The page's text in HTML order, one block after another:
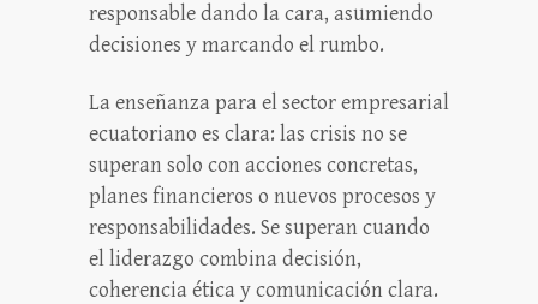
responsable dando la cara, asumiendo
decisiones y marcando el rumbo.
La enseñanza para el sector empresarial
ecuatoriano es clara: las crisis no se
superan solo con acciones concretas,
planes financieros o nuevos procesos y
responsabilidades. Se superan cuando
el liderazgo combina decisión,
coherencia ética y comunicación clara.